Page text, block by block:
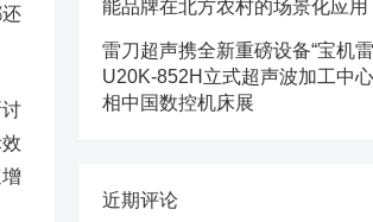
能品牌在北方农村的场景化应用
雷刀超声携全新重磅设备“宝机
U20K-852H立式超声波加工中
相中国数控机床展
近期评论